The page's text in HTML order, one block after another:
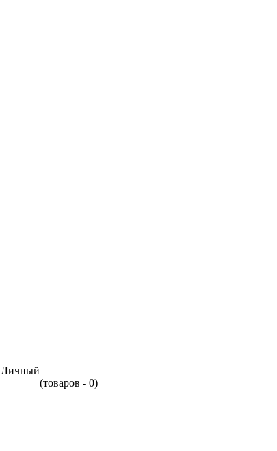
Личный
(товаров - 0)